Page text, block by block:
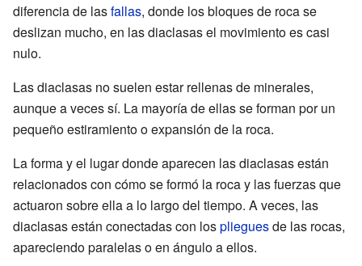
diferencia de lasfallas, donde los bloques de roca se
deslizan mucho, en las diaclasas el movimiento es casi
nulo.
Las diaclasas no suelen estar rellenas de minerales,
aunque a veces sí. La mayoría de ellas se forman por un
pequeño estiramiento o expansión de la roca.
La forma y el lugar donde aparecen las diaclasas están
relacionados con cómo se formó la roca y las fuerzas que
actuaron sobre ella a lo largo del tiempo. A veces, las
diaclasas están conectadas con losplieguesde las rocas,
apareciendo paralelas o en ángulo a ellos.